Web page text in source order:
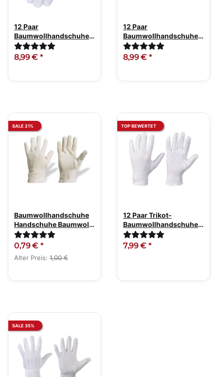
12 Paar
Baumwollhandschuhe
weiß - Premium Qualität
8,99 € *
12 Paar
Baumwollhandschuhe
Stoffhandschuhe
schwarz
8,99 € *
SALE 21%
Baumwollhandschuhe
Handschuhe Baumwolle
Jersey rohweiß
0,79 € *
Alter Preis: 1,00 €
TOP BEWERTET
12 Paar Trikot-
Baumwollhandschuhe
weiß leichte Qualität
7,99 € *
SALE 35%